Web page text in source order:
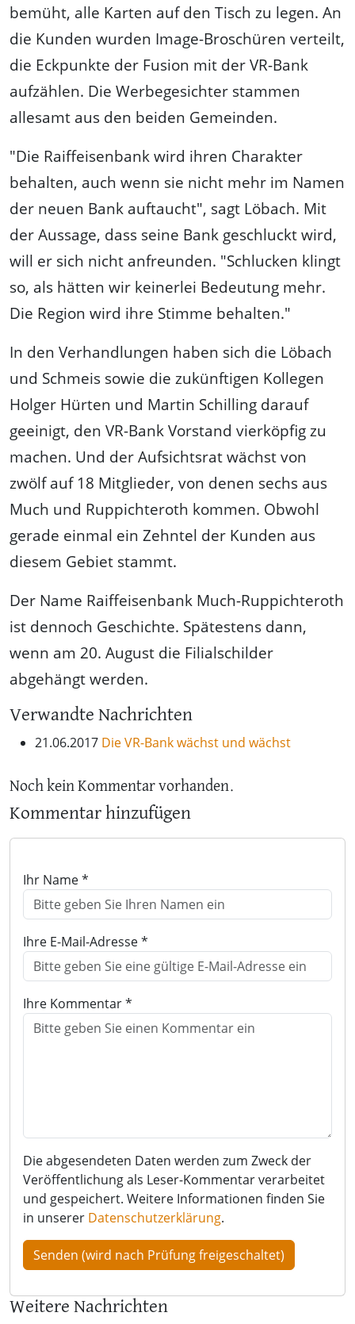
bemüht, alle Karten auf den Tisch zu legen. An
die Kunden wurden Image-Broschüren verteilt,
die Eckpunkte der Fusion mit der VR-Bank
aufzählen. Die Werbegesichter stammen
allesamt aus den beiden Gemeinden.
"Die Raiffeisenbank wird ihren Charakter
behalten, auch wenn sie nicht mehr im Namen
der neuen Bank auftaucht", sagt Löbach. Mit
der Aussage, dass seine Bank geschluckt wird,
will er sich nicht anfreunden. "Schlucken klingt
so, als hätten wir keinerlei Bedeutung mehr.
Die Region wird ihre Stimme behalten."
In den Verhandlungen haben sich die Löbach
und Schmeis sowie die zukünftigen Kollegen
Holger Hürten und Martin Schilling darauf
geeinigt, den VR-Bank Vorstand vierköpfig zu
machen. Und der Aufsichtsrat wächst von
zwölf auf 18 Mitglieder, von denen sechs aus
Much und Ruppichteroth kommen. Obwohl
gerade einmal ein Zehntel der Kunden aus
diesem Gebiet stammt.
Der Name Raiffeisenbank Much-Ruppichteroth
ist dennoch Geschichte. Spätestens dann,
wenn am 20. August die Filialschilder
abgehängt werden.
Verwandte Nachrichten
21.06.2017 Die VR-Bank wächst und wächst
Noch kein Kommentar vorhanden.
Kommentar hinzufügen
Ihr Name *
Ihre E-Mail-Adresse *
Ihre Kommentar *
Die abgesendeten Daten werden zum Zweck der
Veröffentlichung als Leser-Kommentar verarbeitet
und gespeichert. Weitere Informationen finden Sie
in unserer Datenschutzerklärung.
Weitere Nachrichten